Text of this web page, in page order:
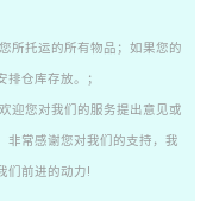
所托运的所有物品；如果您的
仓库存放。；
迎您对我们的服务提出意见或
非常感谢您对我们的支持，我
们前进的动力!